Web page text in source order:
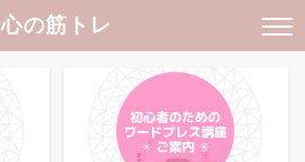
心の筋トレ